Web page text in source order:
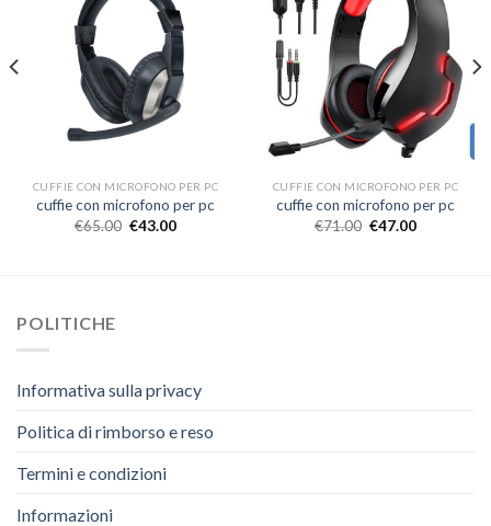
CUFFIE CON MICROFONO PER PC
cuffie con microfono per pc
€65.00 €43.00
CUFFIE CON MICROFONO PER PC
cuffie con microfono per pc
€71.00 €47.00
POLITICHE
Informativa sulla privacy
Politica di rimborso e reso
Termini e condizioni
Informazioni